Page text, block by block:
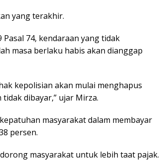
yang terakhir.
74, kendaraan yang tidak
masa berlaku habis akan dianggap
kepolisian akan mulai menghapus
dibayar,” ujar Mirza.
masyarakat dalam membayar
persen.
masyarakat untuk lebih taat pajak.